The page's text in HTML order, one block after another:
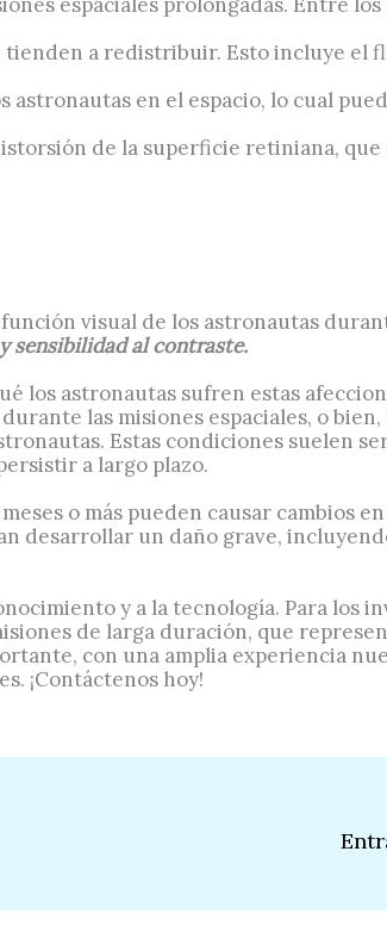
a redistribuir. Esto incluye el
en el espacio, lo cual
de la superficie retiniana,
visual de los astronautas
sensibilidad al contraste.
los astronautas sufren estas
las misiones espaciales, o
Estas condiciones suelen
a largo plazo.
o más pueden causar cambios
desarrollar un daño grave,
y a la tecnología. Para los
de larga duración, que
con una amplia experiencia
¡Contáctenos hoy!